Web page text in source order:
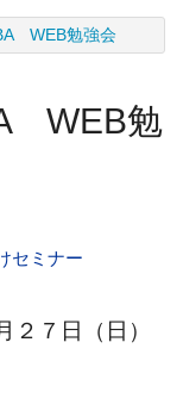
く
WEB勉強会
WEB勉
セミナー
２７日（日）